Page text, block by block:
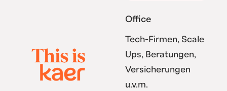
Office
Tech-Firmen, Scale
Ups, Beratungen,
Versicherungen
u.v.m.